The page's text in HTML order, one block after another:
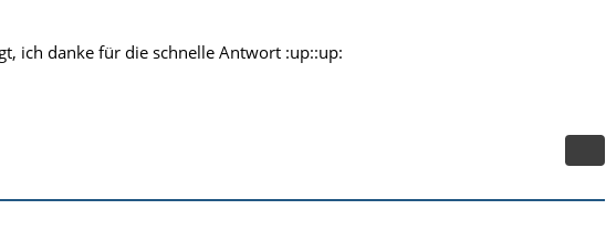
ich danke für die schnelle Antwort :up::up: